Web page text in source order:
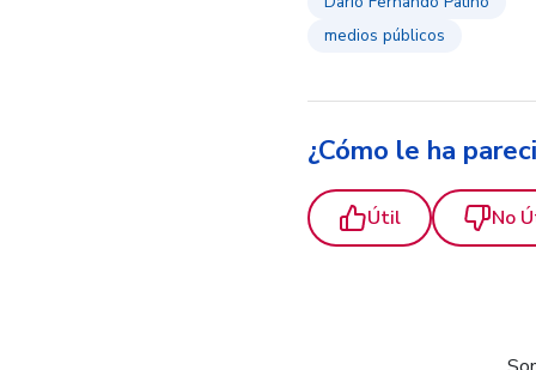
medios públicos
¿Cómo le ha
Útil No